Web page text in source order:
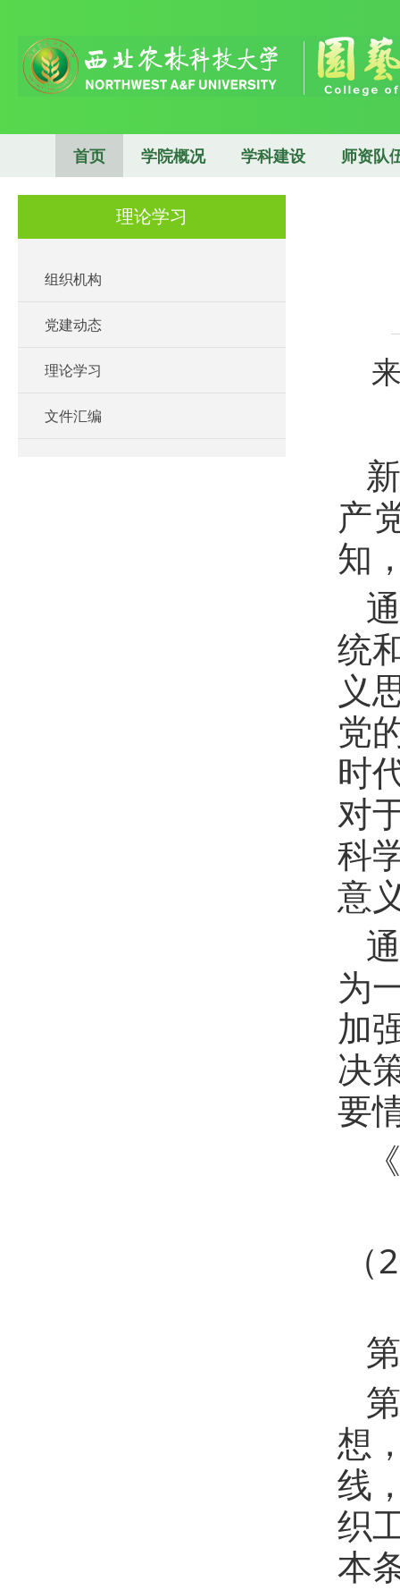
首页 学院概况 学科建设 师资队
理论学习
组织机构
党建动态
理论学习
文件汇编
产
知
统
义
党
时
对
科
意
为
加
决
要
想
线
织
本